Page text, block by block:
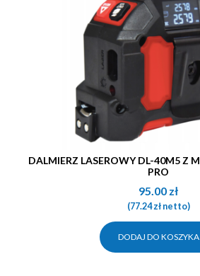
DALMIERZ LASEROWY DL-40M5 Z MIARĄ ZWIJANĄ 5M
PRO
95.00 zł
(77.24złnetto)
DODAJ DO KOSZYKA